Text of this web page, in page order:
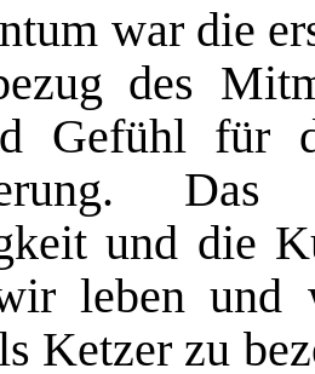
war die
des
Gefühl für
und die
leben und
Ketzer zu